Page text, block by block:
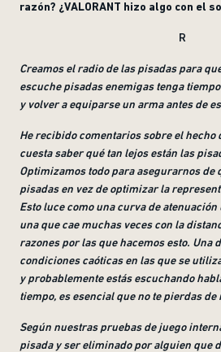
razón? ¿VALORANT hizo algo con el
R
Creamos el radio de las pisadas para
escuche pisadas enemigas tenga
y volver a equiparse un arma antes de
He recibido comentarios sobre el hecho
cuesta saber qué tan lejos están las
Optimizamos todo para asegurarnos de
pisadas en vez de optimizar la
Esto luce como una curva de atenuación
una que cae muchas veces con la
razones por las que hacemos esto. Una
condiciones caóticas en las que se
y probablemente estás escuchando
tiempo, es esencial que no te pierdas
Según nuestras pruebas de juego
pisada y ser eliminado por alguien que